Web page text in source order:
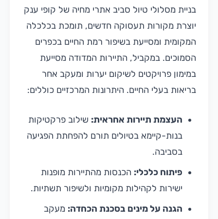
בניית מסלולי טיול סביב אתרי מחיה של קופי ענק
יוצרת מקורות תעסוקה חדשים, תומכת בכלכלה
המקומית ומסייעת בשיפור רמת החיים בכפרים
הסמוכים. במקביל, התיירות המדודה מסייעת
במימון פרויקטים לשיקום יערות ומעקב אחר
בריאות בעלי החיים. היתרונות המרכזיים כוללים:
העצמת תיירות אחראית: שילוב פרקטיקות
בנות-קיימא בטיולים תורם להפחתת הפגיעה
בסביבה.
פיתוח כלכלי: הכנסות מהתיירות מופנות
ישירות לקהילות מקומיות ולשיפור תשתיות.
הגנה על מינים בסכנת הכחדה: מעקב